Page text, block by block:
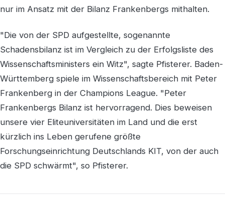
nur im Ansatz mit der Bilanz Frankenbergs mithalten.
"Die von der SPD aufgestellte, sogenannte
Schadensbilanz ist im Vergleich zu der Erfolgsliste des
Wissenschaftsministers ein Witz", sagte Pfisterer. Baden-
Württemberg spiele im Wissenschaftsbereich mit Peter
Frankenberg in der Champions League. "Peter
Frankenbergs Bilanz ist hervorragend. Dies beweisen
unsere vier Eliteuniversitäten im Land und die erst
kürzlich ins Leben gerufene größte
Forschungseinrichtung Deutschlands KIT, von der auch
die SPD schwärmt", so Pfisterer.